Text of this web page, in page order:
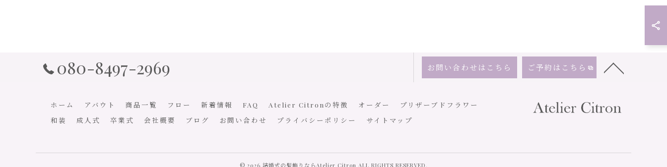
080-8497-2969 お問い合わせはこちら ご予約はこちら
ホーム アバウト 商品一覧 フロー 新着情報 FAQ Atelier Citronの特徴 オーダー
プリザーブドフラワー
和装
成人式 卒業式 会社概要 ブログ お問い合わせ プライバシーポリシー サイトマップ
© 2026 結婚式の髪飾りならAtelier Citron ALL RIGHTS RESERVED.